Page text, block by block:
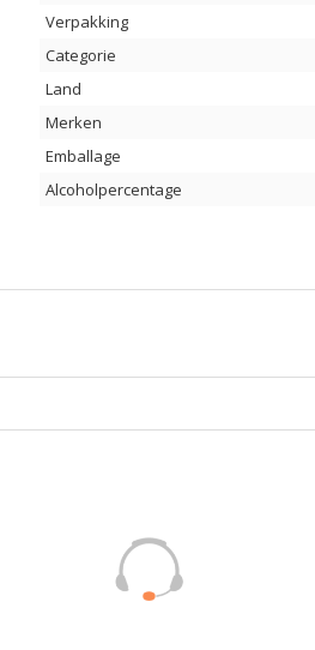
Verpakking
Categorie
Land
Merken
Emballage
Alcoholpercentage